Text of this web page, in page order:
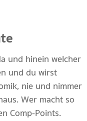
und hinein welcher
und du wirst
nie und nimmer
Wer macht so
Comp-Points.